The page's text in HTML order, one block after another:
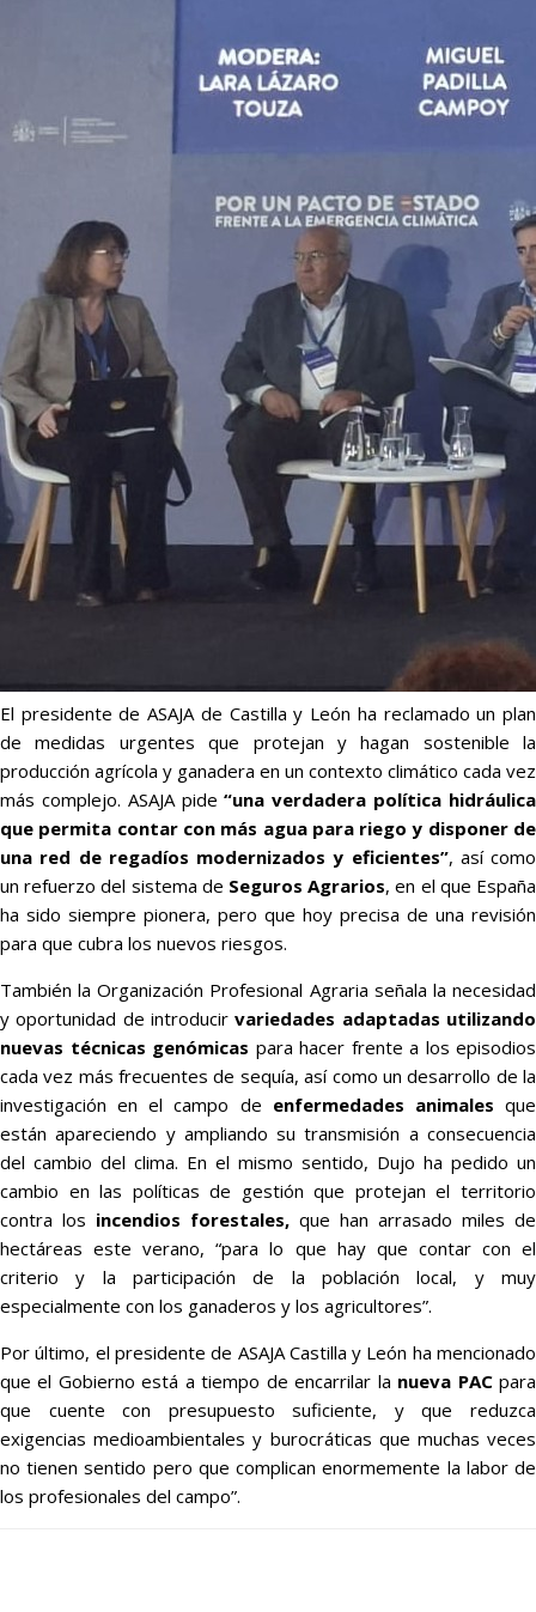
El presidente de ASAJA de Castilla y León ha reclamado un plan
de medidas urgentes que protejan y hagan sostenible la
producción agrícola y ganadera en un contexto climático cada vez
más complejo. ASAJA pide“una verdadera política hidráulica
que permita contar con más agua para riego y disponer de
una red de regadíos modernizados y eficientes”, así como
un refuerzo del sistema de Seguros Agrarios, en el que España
ha sido siempre pionera, pero que hoy precisa de una revisión
para que cubra los nuevos riesgos.
También la Organización Profesional Agraria señala la necesidad
y oportunidad de introducirvariedades adaptadas utilizando
nuevas técnicas genómicas para hacer frente a los episodios
cada vez más frecuentes de sequía, así como un desarrollo de la
investigación en el campo de enfermedades animales que
están apareciendo y ampliando su transmisión a consecuencia
del cambio del clima. En el mismo sentido, Dujo ha pedido un
cambio en las políticas de gestión que protejan el territorio
contra los incendios forestales, que han arrasado miles de
hectáreas este verano, “para lo que hay que contar con el
criterio y la participación de la población local, y muy
especialmente con los ganaderos y los agricultores”.
Por último, el presidente de ASAJA Castilla y León ha mencionado
que el Gobierno está a tiempo de encarrilar la nueva PACpara
que cuente con presupuesto suficiente, y que reduzca
exigencias medioambientales y burocráticas que muchas veces
no tienen sentido pero que complican enormemente la labor de
los profesionales del campo”.